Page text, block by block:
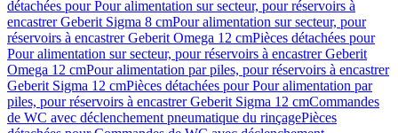
détachées pour Pour alimentation sur secteur, pour réservoirs à
encastrer Geberit Sigma 8 cmPour alimentation sur secteur, pour
réservoirs à encastrer Geberit Omega 12 cmPièces détachées pour
Pour alimentation sur secteur, pour réservoirs à encastrer Geberit
Omega 12 cmPour alimentation par piles, pour réservoirs à encastrer
Geberit Sigma 12 cmPièces détachées pour Pour alimentation par
piles, pour réservoirs à encastrer Geberit Sigma 12 cmCommandes
de WC avec déclenchement pneumatique du rinçagePièces